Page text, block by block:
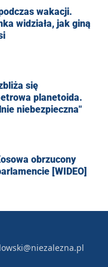
wakacji.
widziała, jak giną
się
planetoida.
niebezpieczna"
obrzucony
[WIDEO]